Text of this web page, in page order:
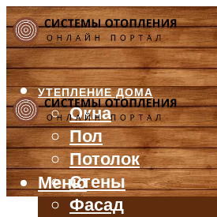
УТЕПЛЕНИЕ ДОМА
Окна
Пол
Потолок
Стены
Фасад
Меню